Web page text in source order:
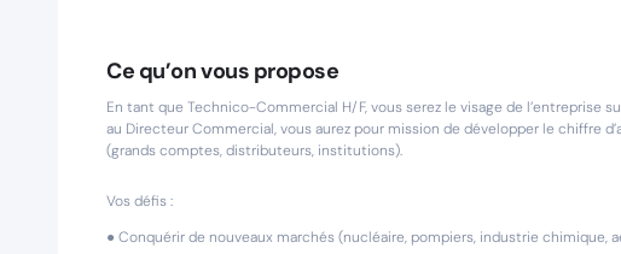
Ce qu’on vous propose
En tant que Technico-Commercial H/F, vous serez le visage de l’entreprise
au Directeur Commercial, vous aurez pour mission de développer le chiffre
(grands comptes, distributeurs, institutions).
Vos défis :
● Conquérir de nouveaux marchés (nucléaire, pompiers, industrie chimique,